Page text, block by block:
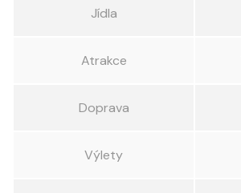
Jídla
Atrakce
Doprava
Výlety